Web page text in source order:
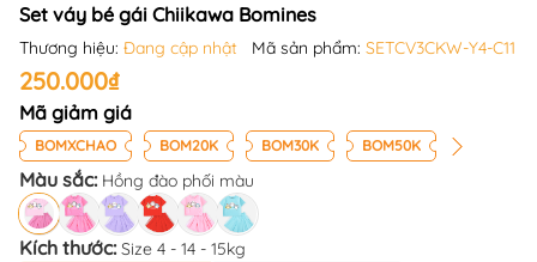
Set váy bé gái Chiikawa Bomines
Thương hiệu: Đang cập nhật Mã sản phẩm: SETCV3CKW-Y4-C11
250.000₫
Mã giảm giá
BOMXCHAO BOM20K BOM30K BOM50K
Màu sắc: Hồng đào phối màu
Kích thước:Size 4 - 14 - 15kg